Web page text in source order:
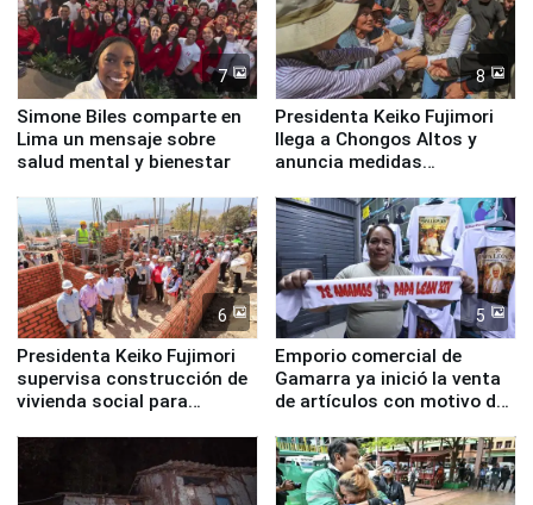
7
Simone Biles comparte en
Lima un mensaje sobre
salud mental y bienestar
8
Presidenta Keiko Fujimori
llega a Chongos Altos y
anuncia medidas
educación, salud y empleo
6
Presidenta Keiko Fujimori
supervisa construcción de
vivienda social para
5
Emporio comercial de
Gamarra ya inició la venta
de artículos con motivo de